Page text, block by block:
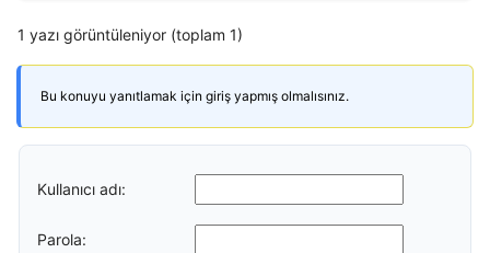
1 yazı görüntüleniyor (toplam 1)
Bu konuyu yanıtlamak için giriş yapmış olmalısınız.
Kullanıcı adı:
Parola: